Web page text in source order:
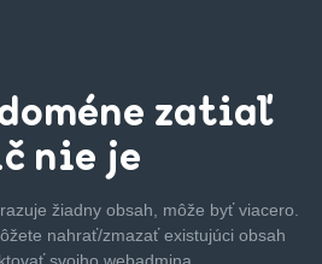
zatiaľ
nie je
žiadny obsah, môže byťviacero.
nahrať/zmazaťexistujúci obsah